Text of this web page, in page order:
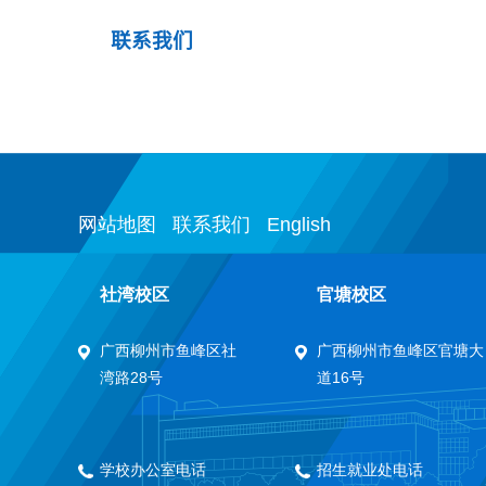
联系我们
网站地图 联系我们 English
社湾校区
广西柳州市鱼峰区社
湾路28号
学校办公室电话
官塘校区
广西柳州市鱼峰区官塘大
道16号
招生就业处电话